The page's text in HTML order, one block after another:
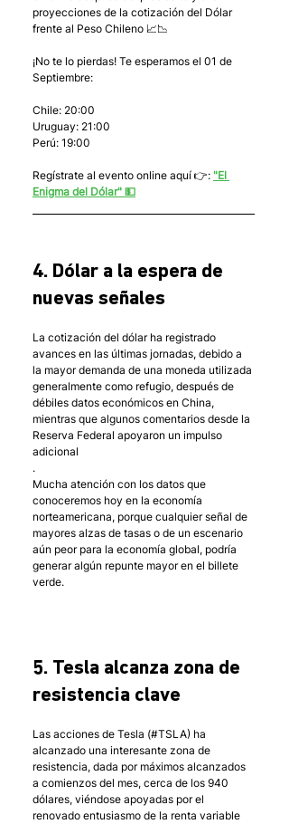
proyecciones de la cotización del Dólar
frente al Peso Chileno 📈📉
¡No te lo pierdas! Te esperamos el 01 de
Septiembre:
Chile: 20:00
Uruguay: 21:00
Perú: 19:00
Regístrate al evento online aquí 👉: "El
Enigma del Dólar" 💵
4. Dólar a la espera de
nuevas señales
La cotización del dólar ha registrado
avances en las últimas jornadas, debido a
la mayor demanda de una moneda utilizada
generalmente como refugio, después de
débiles datos económicos en China,
mientras que algunos comentarios desde la
Reserva Federal apoyaron un impulso
adicional
.
Mucha atención con los datos que
conoceremos hoy en la economía
norteamericana, porque cualquier señal de
mayores alzas de tasas o de un escenario
aún peor para la economía global, podría
generar algún repunte mayor en el billete
verde.
5. Tesla alcanza zona de
resistencia clave
Las acciones de Tesla (#TSLA) ha
alcanzado una interesante zona de
resistencia, dada por máximos alcanzados
a comienzos del mes, cerca de los 940
dólares, viéndose apoyadas por el
renovado entusiasmo de la renta variable